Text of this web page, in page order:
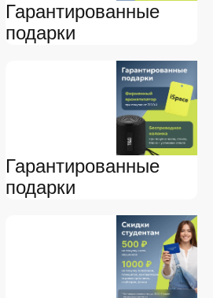
Гарантированные
подарки
Гарантированные
подарки